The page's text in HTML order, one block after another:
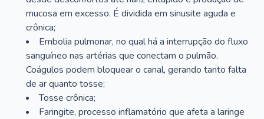
mucosa em excesso. É dividida em sinusite aguda e
crônica;
Embolia pulmonar, no qual há a interrupção do fluxo
sanguíneo nas artérias que conectam o pulmão.
Coágulos podem bloquear o canal, gerando tanto falta
de ar quanto tosse;
Tosse crônica;
Faringite, processo inflamatório que afeta a laringe